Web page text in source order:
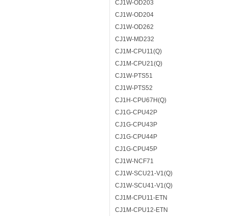
CJ1W-OD203
CJ1W-OD204
CJ1W-OD262
CJ1W-MD232
CJ1M-CPU11(Q)
CJ1M-CPU21(Q)
CJ1W-PTS51
CJ1W-PTS52
CJ1H-CPU67H(Q)
CJ1G-CPU42P
CJ1G-CPU43P
CJ1G-CPU44P
CJ1G-CPU45P
CJ1W-NCF71
CJ1W-SCU21-V1(Q)
CJ1W-SCU41-V1(Q)
CJ1M-CPU11-ETN
CJ1M-CPU12-ETN